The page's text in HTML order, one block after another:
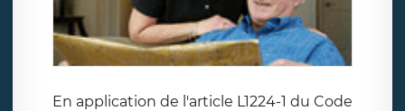
En application de l'article L1224-1 du Code